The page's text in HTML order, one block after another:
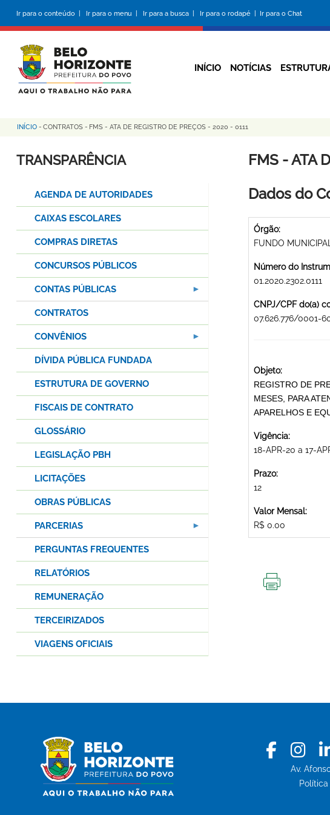
conteúdo
principal
Ir para o conteúdo | Ir para o menu | Ir para a busca | Ir para o rodapé | Ir para o Chat
INÍCIO NOTÍCIAS
Trilha
de
INÍCIO - CONTRATOS - FMS - ATA DE REGISTRO DE PREÇOS - 2020 - 0111
FMS - ATA
Dados do
Órgão:
FUNDO
Número do
01.2020.2302.0111
CNPJ/CPF do(a)
07.626.776/0001-
Objeto:
REGISTRO DE
MESES, PARA
APARELHOS E
Vigência:
18-APR-20 a 17-
Prazo:
12
Valor Mensal:
R$ 0.00
TRANSPARÊNCIA
AGENDA DE AUTORIDADES
CAIXAS ESCOLARES
COMPRAS DIRETAS
CONCURSOS PÚBLICOS
CONTAS PÚBLICAS
CONTRATOS
CONVÊNIOS
DÍVIDA PÚBLICA FUNDADA
ESTRUTURA DE GOVERNO
FISCAIS DE CONTRATO
GLOSSÁRIO
LEGISLAÇÃO PBH
LICITAÇÕES
OBRAS PÚBLICAS
PARCERIAS
PERGUNTAS FREQUENTES
RELATÓRIOS
REMUNERAÇÃO
TERCEIRIZADOS
VIAGENS OFICIAIS
Av.